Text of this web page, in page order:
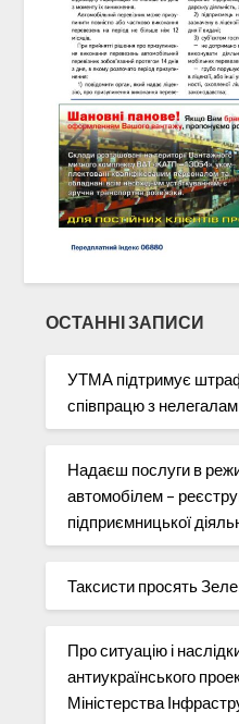
ОСТАННІ ЗАПИСИ
УТМА підтримує
співпрацю з
Надаєш послуги в
автомобілем –
підприємницької
Таксисти просять
Про ситуацію і
антиукраїнського
Міністерства